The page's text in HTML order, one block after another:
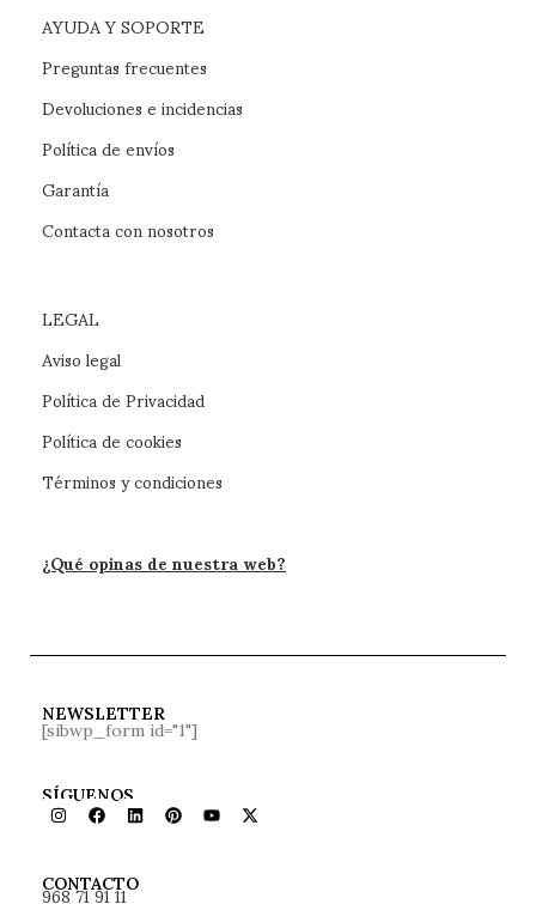
AYUDA Y SOPORTE
Preguntas frecuentes
Devoluciones e incidencias
Política de envíos
Garantía
Contacta con nosotros
LEGAL
Aviso legal
Política de Privacidad
Política de cookies
Términos y condiciones
¿Qué opinas de nuestra web?
NEWSLETTER
[sibwp_form id="1"]
SÍGUENOS
CONTACTO